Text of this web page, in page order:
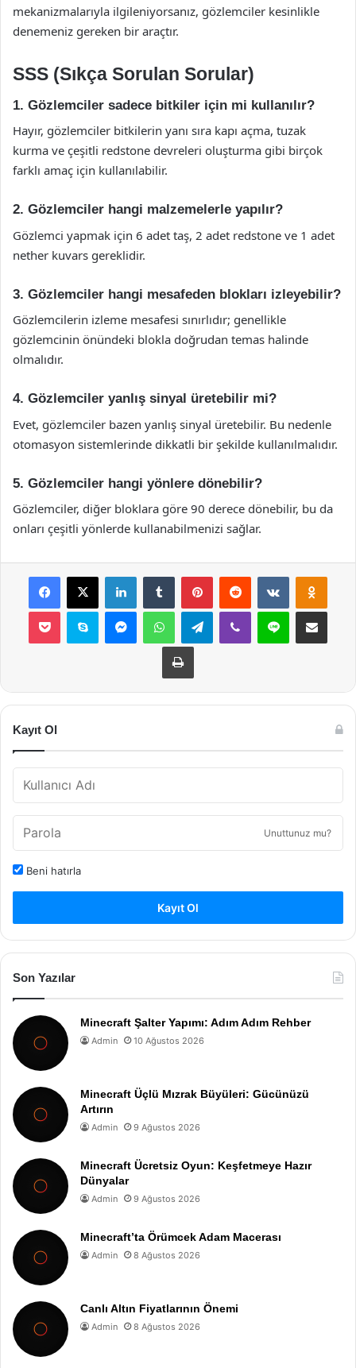
mekanizmalarıyla ilgileniyorsanız, gözlemciler kesinlikle
denemeniz gereken bir araçtır.
SSS (Sıkça Sorulan Sorular)
1. Gözlemciler sadece bitkiler için mi kullanılır?
Hayır, gözlemciler bitkilerin yanı sıra kapı açma, tuzak
kurma ve çeşitli redstone devreleri oluşturma gibi birçok
farklı amaç için kullanılabilir.
2. Gözlemciler hangi malzemelerle yapılır?
Gözlemci yapmak için 6 adet taş, 2 adet redstone ve 1 adet
nether kuvars gereklidir.
3. Gözlemciler hangi mesafeden blokları izleyebilir?
Gözlemcilerin izleme mesafesi sınırlıdır; genellikle
gözlemcinin önündeki blokla doğrudan temas halinde
olmalıdır.
4. Gözlemciler yanlış sinyal üretebilir mi?
Evet, gözlemciler bazen yanlış sinyal üretebilir. Bu nedenle
otomasyon sistemlerinde dikkatli bir şekilde kullanılmalıdır.
5. Gözlemciler hangi yönlere dönebilir?
Gözlemciler, diğer bloklara göre 90 derece dönebilir, bu da
onları çeşitli yönlerde kullanabilmenizi sağlar.
Facebook
X LinkedInTumblr PinterestReddit VKontakte
Pocket Skype MessengerWhatsAppTelegramViber Line E-Posta ile
Yazdır
Kayıt Ol
Unuttunuz mu?
Beni hatırla
Kayıt Ol
Son Yazılar
Minecraft Şalter Yapımı: Adım Adım Rehber
Admin 10 Ağustos 2026
Minecraft Üçlü Mızrak Büyüleri: Gücünüzü
Artırın
Admin 9 Ağustos 2026
Minecraft Ücretsiz Oyun: Keşfetmeye Hazır
Dünyalar
Admin 9 Ağustos 2026
Minecraft’ta Örümcek Adam Macerası
Admin 8 Ağustos 2026
Canlı Altın Fiyatlarının Önemi
Admin 8 Ağustos 2026